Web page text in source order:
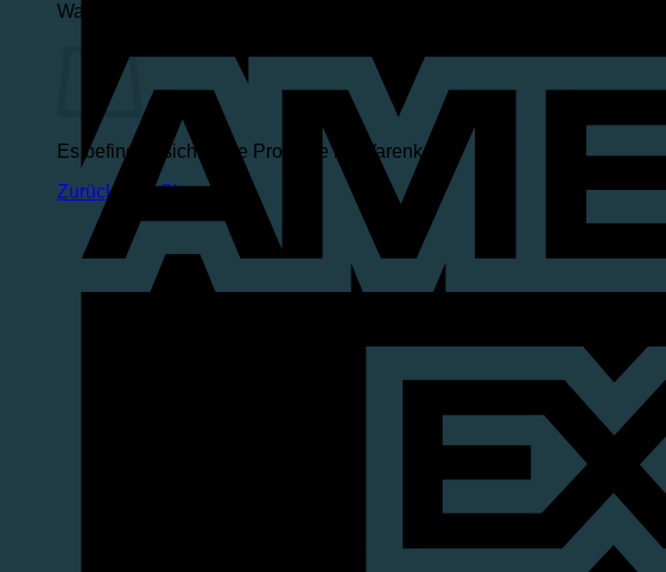
Warenkorb
Es befinden sich keine Produkte im Warenkorb.
Zurück zum Shop